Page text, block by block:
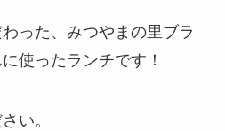
った、みつやまの里ブラ
使ったランチです！
い。